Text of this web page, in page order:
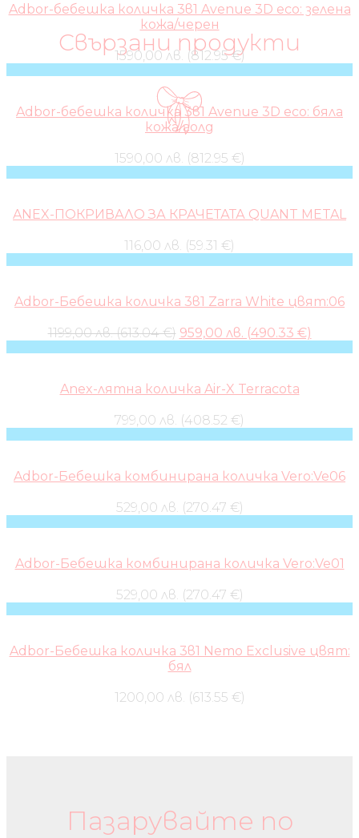
Свързани продукти
Adbor-бебешка количка 3в1 Avenue 3D eco: зелена
кожа/черен
1590,00 лв. (812.95 €)
Adbor-бебешка количка 3в1 Avenue 3D eco: бяла
кожа/голд
1590,00 лв. (812.95 €)
ANEX-ПОКРИВАЛО ЗА КРАЧЕТАТА QUANT METAL
116,00 лв. (59.31 €)
Adbor-Бебешка количка 3в1 Zarra White цвят:06
1199,00 лв. (613.04 €) Original
959,00 лв. (490.33 €)
Anex-лятна количка Air-X Terracota
799,00 лв. (408.52 €)
Adbor-Бебешка комбинирана количка Vero:Ve06
529,00 лв. (270.47 €)
Adbor-Бебешка комбинирана количка Vero:Ve01
529,00 лв. (270.47 €)
Adbor-Бебешка количка 3в1 Nemo Exclusive цвят:
бял
1200,00 лв. (613.55 €)
Пазарувайте по